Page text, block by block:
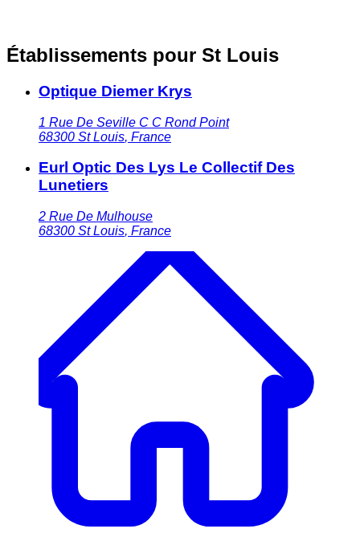
Établissements pour St Louis
Optique Diemer Krys
1 Rue De Seville C C Rond Point
68300 St Louis, France
Eurl Optic Des Lys Le Collectif Des
Lunetiers
2 Rue De Mulhouse
68300 St Louis, France